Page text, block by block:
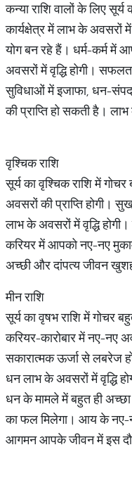
कन्या राशि वालों के लिए
कार्यक्षेत्र में लाभ के अवसरों
योग बन रहे हैं। धर्म-कर्म में
अवसरों में वृद्धि होगी।
सुविधाओं में इजाफा, धन-
की प्राप्ति हो सकती है।
वृश्चिक राशि
सूर्य का वृश्चिक राशि में गोचर
अवसरों की प्राप्ति होगी।
लाभ के अवसरों में वृद्धि
करियर में आपको नए-नए
अच्छी और दांपत्य जीवन
मीन राशि
सूर्य का वृषभ राशि में गोचर
करियर-कारोबार में नए-नए
सकारात्मक ऊर्जा से लबरेज
धन लाभ के अवसरों में वृद्धि
धन के मामले में बहुत ही
का फल मिलेगा। आय के नए-
आगमन आपके जीवन में इस